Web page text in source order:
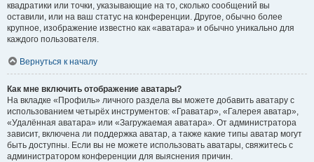
квадратики или точки, указывающие на то, сколько сообщений вы
оставили, или на ваш статус на конференции. Другое, обычно более
крупное, изображение известно как «аватара» и обычно уникально для
каждого пользователя.
Вернуться к началу
Как мне включить отображение аватары?
На вкладке «Профиль» личного раздела вы можете добавить аватару с
использованием четырёх инструментов: «Граватар», «Галерея аватар»,
«Удалённая аватара» или «Загружаемая аватара». От администратора
зависит, включена ли поддержка аватар, а также какие типы аватар могут
быть доступны. Если вы не можете использовать аватары, свяжитесь с
администратором конференции для выяснения причин.